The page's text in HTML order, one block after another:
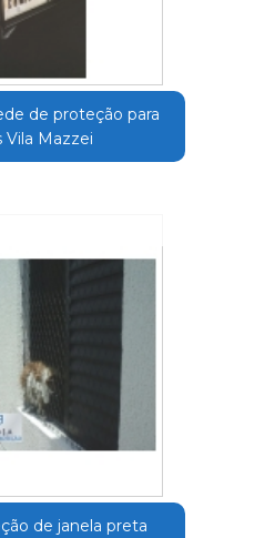
de proteção para
Vila Mazzei
de janela preta